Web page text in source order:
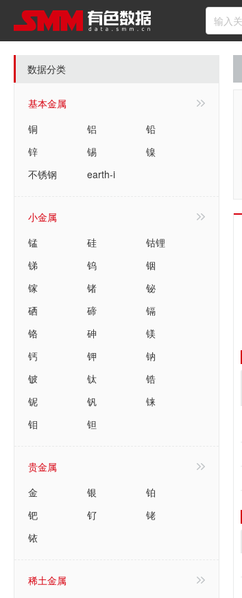
数据分类
基本金属
铜
铝
铅
锌
锡
镍
不锈钢
earth-i
小金属
锰
硅
钴锂
锑
钨
铟
镓
锗
铋
硒
碲
镉
铬
砷
镁
钙
钾
钠
铍
钛
锆
铌
钒
铼
钼
钽
贵金属
金
银
铂
钯
钌
铑
铱
稀土金属